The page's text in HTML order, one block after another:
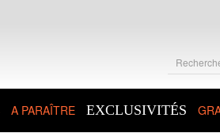
A PARAÎTRE EXCLUSIVITÉS